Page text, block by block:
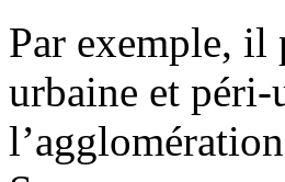
Par exemple, il
urbaine et péri-